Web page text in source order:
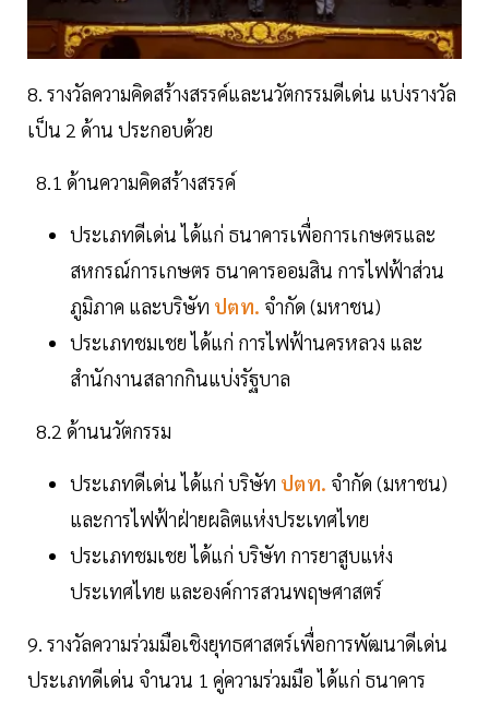
8. รางวัลความคิดสร้างสรรค์และนวัตกรรมดีเด่น แบ่งรางวัล
เป็น 2 ด้าน ประกอบด้วย
8.1 ด้านความคิดสร้างสรรค์
ประเภทดีเด่น ได้แก่ ธนาคารเพื่อการเกษตรและ
สหกรณ์การเกษตร ธนาคารออมสิน การไฟฟ้าส่วน
ภูมิภาค และบริษัท ปตท. จำกัด (มหาชน)
ประเภทชมเชย ได้แก่ การไฟฟ้านครหลวง และ
สำนักงานสลากกินแบ่งรัฐบาล
8.2 ด้านนวัตกรรม
ประเภทดีเด่น ได้แก่ บริษัท ปตท. จำกัด (มหาชน)
และการไฟฟ้าฝ่ายผลิตแห่งประเทศไทย
ประเภทชมเชย ได้แก่ บริษัท การยาสูบแห่ง
ประเทศไทย และองค์การสวนพฤษศาสตร์
9. รางวัลความร่วมมือเชิงยุทธศาสตร์เพื่อการพัฒนาดีเด่น
ประเภทดีเด่น จำนวน 1 คู่ความร่วมมือ ได้แก่ ธนาคาร